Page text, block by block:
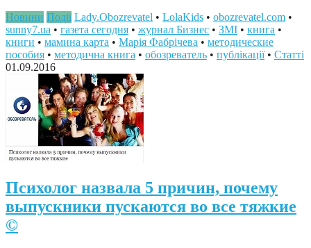
Новини Події Lady.Obozrevatel • LolaKids • obozrevatel.com •
sunny7.ua • газета сегодня • журнал Бизнес • ЗМІ • книга •
книги • мамина карта • Марія Фабрічева • методические
пособия • методична книга • обозреватель • публікації• Статті
01.09.2016
Психолог назвала 5 причин, почему
выпускники пускаются во все тяжкие
©